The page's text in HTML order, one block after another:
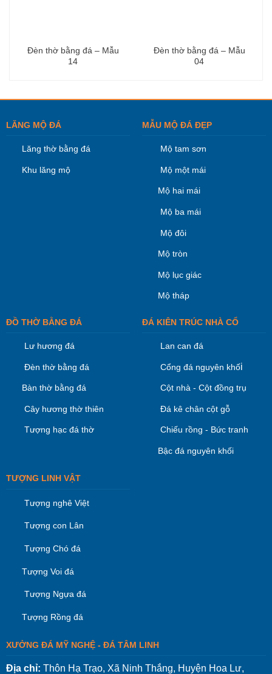
Đèn thờ bằng đá – Mẫu
14
Đèn thờ bằng đá – Mẫu
04
LĂNG MỘ ĐÁ
Lăng thờ bằng đá
Khu lăng mộ
MẪU MỘ ĐÁ ĐẸP
Mộ tam sơn
Mộ một mái
Mộ hai mái
Mộ ba mái
Mộ đôi
Mộ tròn
Mộ lục giác
Mộ tháp
ĐỒ THỜ BẰNG ĐÁ
Lư hương đá
Đèn thờ bằng đá
Bàn thờ bằng đá
Cây hương thờ thiên
Tượng hạc đá thờ
ĐÁ KIÊN TRÚC NHÀ CỔ
Lan can đá
Cổng đá nguyên khối
Cột nhà - Cột đồng trụ
Đá kê chân cột gỗ
Chiếu rồng - Bức tranh
Bậc đá nguyên khối
TƯỢNG LINH VẬT
Tượng nghê Việt
Tượng con Lân
Tượng Chó đá
Tượng Voi đá
Tượng Ngựa đá
Tượng Rồng đá
XƯỞNG ĐÁ MỸ NGHỆ - ĐÁ TÂM LINH
Địa chỉ: Thôn Hạ Trạo, Xã Ninh Thắng, Huyện Hoa Lư,